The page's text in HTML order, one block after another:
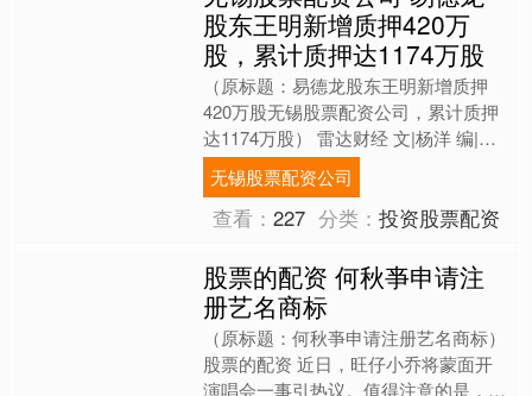
股东王明新增质押420万
股，累计质押达1174万股
（原标题：易德龙股东王明新增质押
420万股无锡股票配资公司，累计质押
达1174万股） 雷达财经 文|杨洋 编|李
亦辉 7月23日，苏州易德龙科技股份有
限公司（证....
无锡股票配资公司
查看：227 分类：投资股票配资
股票的配资 何秋亊申请注
册艺名商标
（原标题：何秋亊申请注册艺名商标）
股票的配资 近日，旺仔小乔将蒙面开
演唱会一事引热议。值得注意的是，上